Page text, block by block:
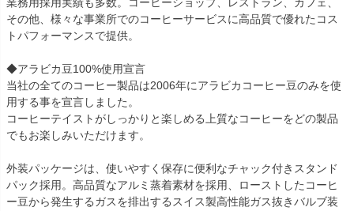
業務用採用実績も多数。コーヒーショップ、レストラン、カフェ、
その他、様々な事業所でのコーヒーサービスに高品質で優れたコス
トパフォーマンスで提供。
◆アラビカ豆100%使用宣言
当社の全てのコーヒー製品は2006年にアラビカコーヒー豆のみを使
用する事を宣言しました。
コーヒーテイストがしっかりと楽しめる上質なコーヒーをどの製品
でもお楽しみいただけます。
外装パッケージは、使いやすく保存に便利なチャック付きスタンド
パック採用。高品質なアルミ蒸着素材を採用、ローストしたコーヒ
ー豆から発生するガスを排出するスイス製高性能ガス抜きバルブ装